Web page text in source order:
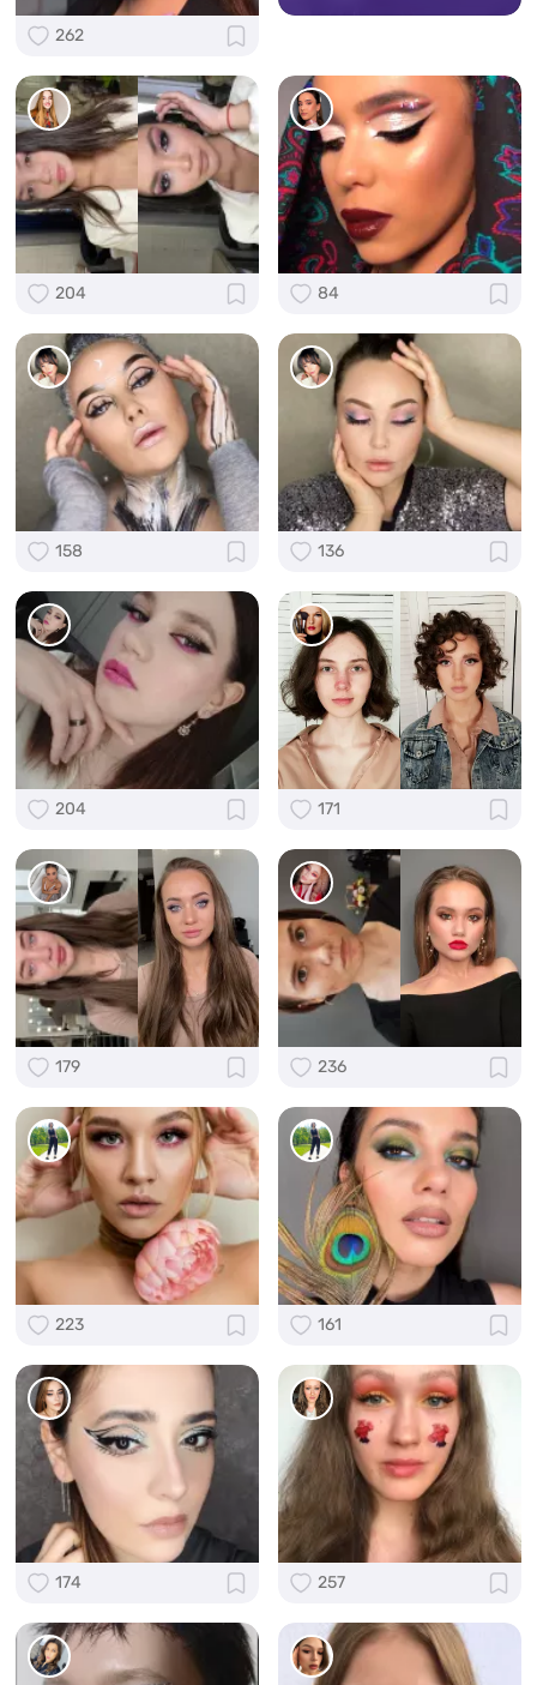
262
204 84
158 136
204 171
179 236
223 161
174 257